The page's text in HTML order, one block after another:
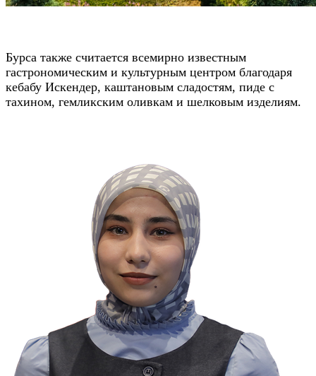
Бурса также считается всемирно известным
гастрономическим и культурным центром благодаря
кебабу Искендер, каштановым сладостям, пиде с
тахином, гемликским оливкам и шелковым изделиям.